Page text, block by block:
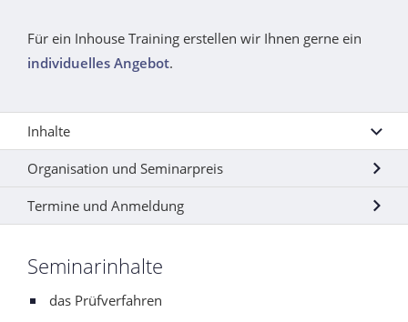
Für ein Inhouse Training erstellen wir Ihnen gerne ein
individuelles Angebot.
Inhalte
Organisation und Seminarpreis
Termine und Anmeldung
Seminarinhalte
das Prüfverfahren